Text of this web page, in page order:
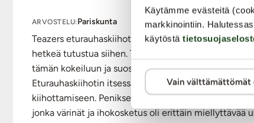
Käytämme evästeitä
markkinointiin.
käytöstä
Vain välttämättömät
Materiaali: Silikoni, ABS
Tuotteen kokopituus: 27 cm
Stimulaattorin varren pituus: 20,5 cm
Stimulaattorin varren paksuus: max. 2 cm
Peniskivesrenkaan sisähalkaisija: 5,5–6,5 cm
Paino: n. 118 g
Moottori: 2 moottoria. 10 värinäohjelmaa,
Kauko-ohjain: toimii 1 x AAA-paristolla (ei
ARVOSTELU:Pariskunta
Teazers eturauhaskiihotin. Tilasimme vaimon
hetkeä tutustua siihen. Teazerin eturauhaskiihotin
tämän kokeiluun ja suosittelen kyllä muitakin
Eturauhaskiihotin itsessään oli sopivan kokoinen
kiihottamiseen. Peniksen / kivesten ympärille
jonka värinät ja ihokosketus oli erittäin miellyttävää